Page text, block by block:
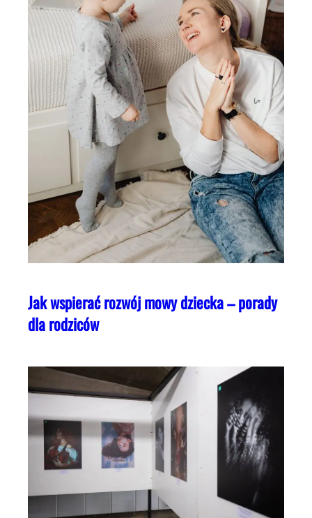
Jak wspierać rozwój mowy dziecka – porady
dla rodziców